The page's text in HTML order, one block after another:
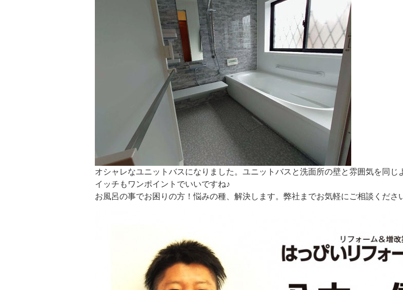
オシャレなユニットバスになりました。ユニットバスと洗面所の壁と雰囲気を同
イッチもワンポイントでいいですね♪
お風呂の事でお困りの方！悩みの種、解決します。弊社までお気軽にご相談くださ